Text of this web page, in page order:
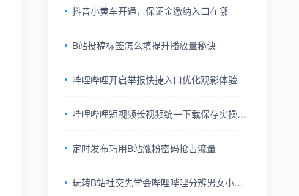
抖音小黄车开通，保证金缴纳入口在哪
B站投稿标签怎么填提升播放量秘诀
哔哩哔哩开启举报快捷入口优化观影体验
哔哩哔哩短视频长视频统一下载保存实操流
定时发布巧用B站涨粉密码抢占流量
玩转B站社交先学会哔哩哔哩分辨男女小技